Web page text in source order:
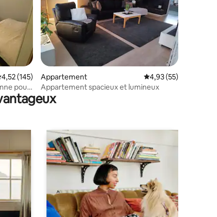
: 4,83 sur 5
moyenne sur la base de 145 commentaires : 4,52 sur 5
4,52 (145)
pour
Appartement Évaluation moyenne
4,93 (55)
Appartement spacieux et lumineux